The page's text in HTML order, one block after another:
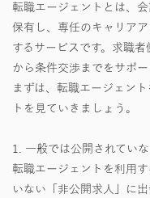
転職エージェントとは、
保有し、専任のキャリア
するサービスです。求職
から条件交渉までをサポー
まずは、転職エージェン
トを見ていきましょう。
1. 一般では公開されてい
転職エージェントを利用
いない「非公開求人」に